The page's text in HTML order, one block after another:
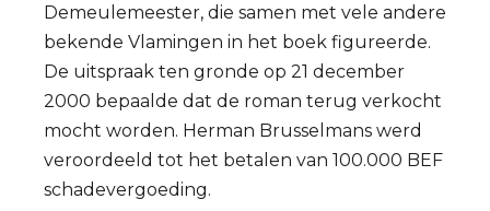
Demeulemeester, die samen met vele andere
bekende Vlamingen in het boek figureerde.
De uitspraak ten gronde op 21 december
2000 bepaalde dat de roman terug verkocht
mocht worden. Herman Brusselmans werd
veroordeeld tot het betalen van 100.000 BEF
schadevergoeding.